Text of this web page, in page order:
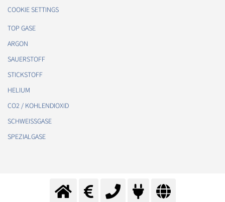
COOKIE SETTINGS
TOP GASE
ARGON
SAUERSTOFF
STICKSTOFF
HELIUM
CO2 / KOHLENDIOXID
SCHWEISSGASE
SPEZIALGASE